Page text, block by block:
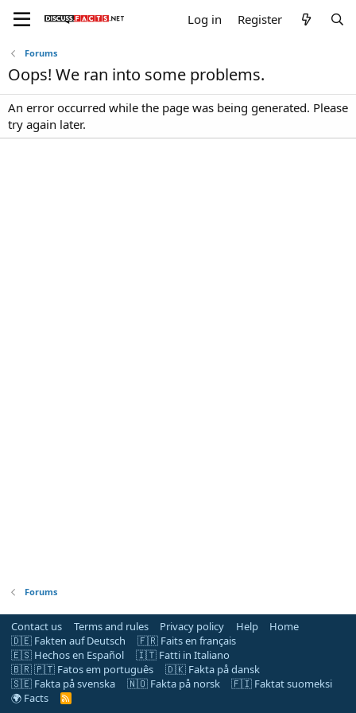
Log in Register
Forums
Oops! We ran into some problems.
An error occurred while the page was being generated. Please
try again later.
Forums
Contact us Terms and rules Privacy policy Help
Home
🇩🇪 Fakten auf Deutsch
🇫🇷 Faits en français
🇪🇸 Hechos en Español
🇮🇹 Fatti in Italiano
🇧🇷 🇵🇹 Fatos em português
🇩🇰 Fakta på dansk
🇸🇪 Fakta på svenska
🇳🇴 Fakta på norsk
🇫🇮 Faktat suomeksi
🌍 Facts
R